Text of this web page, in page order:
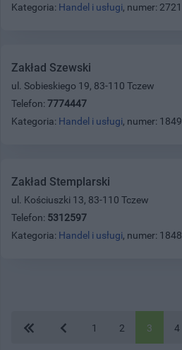
Kategoria: Handel i usługi, numer: 2721
Zakład Szewski
ul. Sobieskiego 19, 83-110 Tczew
Telefon: 7774447
Kategoria: Handel i usługi, numer: 1849
Zakład Stemplarski
ul. Kościuszki 13, 83-110 Tczew
Telefon: 5312597
Kategoria: Handel i usługi, numer: 1848
1 2 3 4